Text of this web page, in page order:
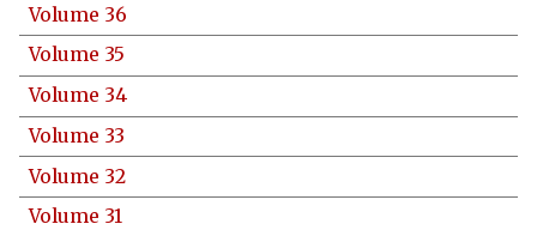
Volume 36
Volume 35
Volume 34
Volume 33
Volume 32
Volume 31